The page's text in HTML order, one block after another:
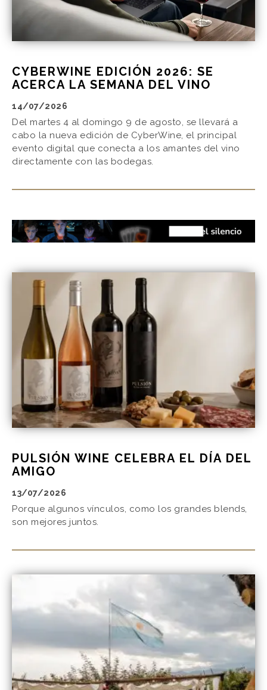
CYBERWINE EDICIÓN 2026: SE
ACERCA LA SEMANA DEL VINO
14/07/2026
Del martes 4 al domingo 9 de agosto, se llevará a
cabo la nueva edición de CyberWine, el principal
evento digital que conecta a los amantes del vino
directamente con las bodegas.
PULSIÓN WINE CELEBRA EL DÍA DEL
AMIGO
13/07/2026
Porque algunos vínculos, como los grandes blends,
son mejores juntos.